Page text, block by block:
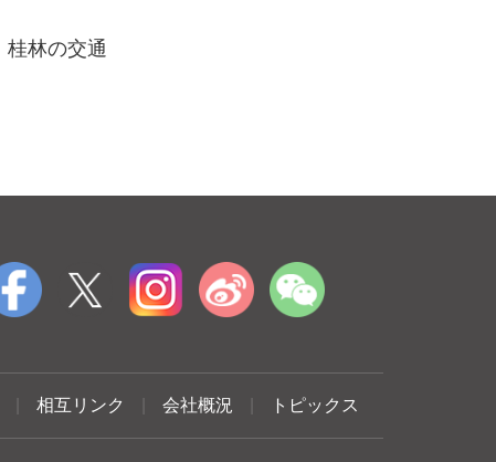
桂林の交通
相互リンク 会社概況 トピックス